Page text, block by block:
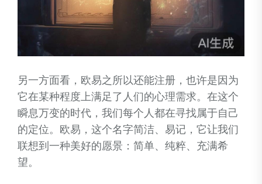
另一方面看，欧易之所以还能注册，也许是因为
它在某种程度上满足了人们的心理需求。在这个
瞬息万变的时代，我们每个人都在寻找属于自己
的定位。欧易，这个名字简洁、易记，它让我们
联想到一种美好的愿景：简单、纯粹、充满希
望。